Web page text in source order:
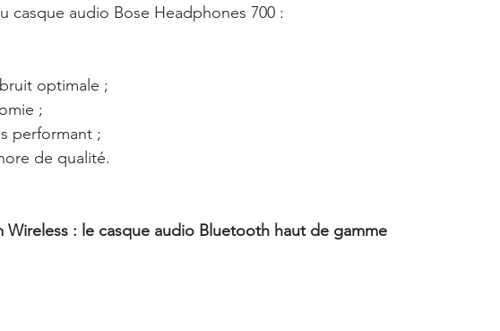
casque audio Bose Headphones 700 :
optimale ;
;
performant ;
de qualité.
Wireless : le casque audio Bluetooth haut de gamme